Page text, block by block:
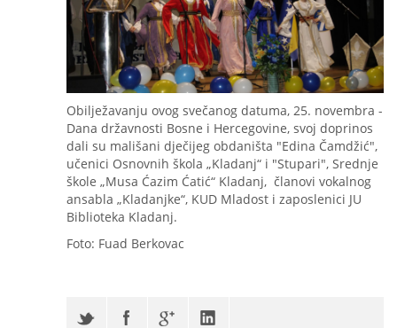
Obilježavanju ovog svečanog datuma, 25. novembra -
Dana državnosti Bosne i Hercegovine, svoj doprinos
dali su mališani dječijeg obdaništa "Edina Čamdžić",
učenici Osnovnih škola „Kladanj“ i "Stupari", Srednje
škole „Musa Ćazim Ćatić“ Kladanj, članovi vokalnog
ansabla „Kladanjke“, KUD Mladost i zaposlenici JU
Biblioteka Kladanj.
Foto: Fuad Berkovac